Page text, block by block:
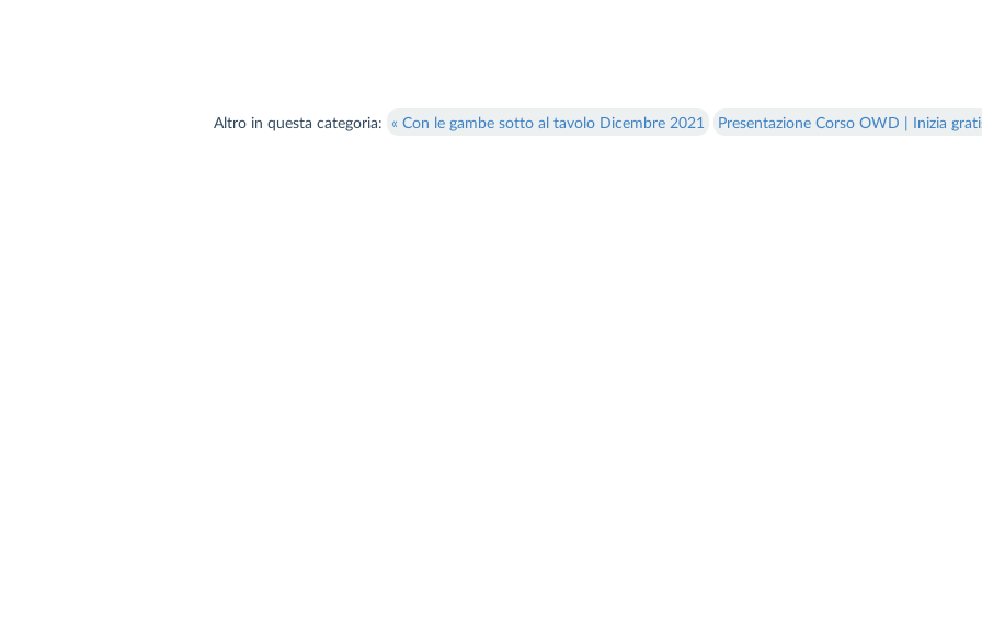
Altro in questa categoria: « Con le gambe sotto al tavolo Dicembre 2021 Presentazione Corso OWD | Inizia